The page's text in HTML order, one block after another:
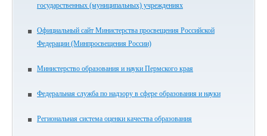
государственных (муниципальных) учреждениях
Официальный сайт Министерства просвещения Российской
Федерации (Минпросвещения России)
Министерство образования и науки Пермского края
Федеральная служба по надзору в сфере образования и науки
Региональная система оценки качества образования